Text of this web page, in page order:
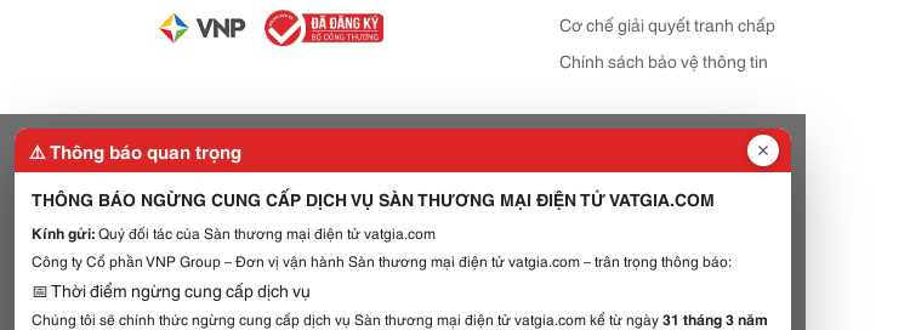
Cơ chế giải quyết tranh chấp
Chính sách bảo vệ thông tin
⚠️ Thông báo quan trọng
THÔNG BÁO NGỪNG CUNG CẤP DỊCH VỤ SÀN THƯƠNG MẠI ĐIỆN TỬ VATGIA.COM
Kính gửi:Quý đối tác của Sàn thương mại điện tử vatgia.com
Công ty Cổ phần VNP Group – Đơn vị vận hành Sàn thương mại điện tử vatgia.com – trân trọng thông báo:
📅 Thời điểm ngừng cung cấp dịch vụ
Chúng tôi sẽ chính thức ngừng cung cấp dịch vụ Sàn thương mại điện tử vatgia.com kể từ ngày31 tháng 3 năm